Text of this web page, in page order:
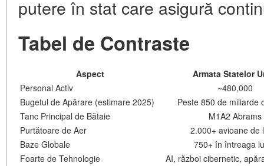
putere în stat care asigură
Tabel de Contraste
Aspect
Armata Statelor
Personal Activ
~480,000
Bugetul de Apărare (estimare 2025)
Peste 850 de miliarde
Tanc Principal de Bătaie
M1A2 Abrams
Purtătoare de Aer
2.000+ avioane de
Baze Globale
750+ în întreaga
Foarte de Tehnologie
AI, război cibernetic,